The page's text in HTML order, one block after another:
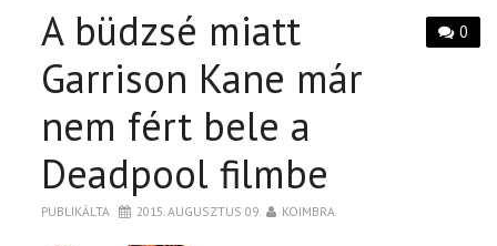
0
A büdzsé miatt
Garrison Kane már
nem fért bele a
Deadpool filmbe
PUBLIKÁLTA 2015. AUGUSZTUS 09. KOIMBRA